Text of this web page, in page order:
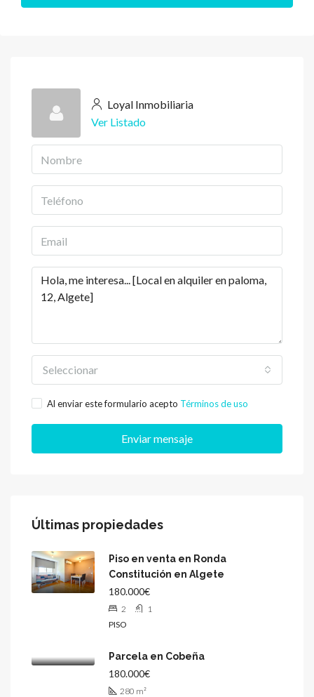
Loyal Inmobiliaria
Ver Listado
Seleccionar
Al enviar este formulario acepto Términos de uso
Enviar mensaje
Últimas propiedades
Piso en venta en Ronda
Constitución en Algete
180.000€
2
1
PISO
Parcela en Cobeña
180.000€
280 m²